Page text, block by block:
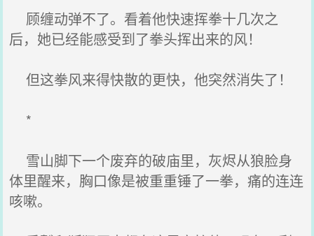
顾缠动弹不了。看着他快速挥拳十几次之
后，她已经能感受到了拳头挥出来的风！
但这拳风来得快散的更快，他突然消失了！
*
雪山脚下一个废弃的破庙里，灰烬从狼脸身
体里醒来，胸口像是被重重锤了一拳，痛的连连
咳嗽。